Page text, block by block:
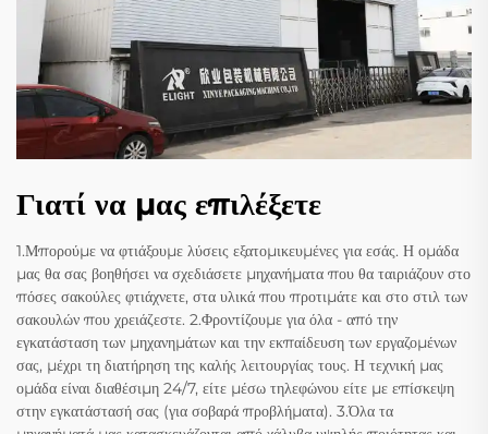
Γιατί να μας επιλέξετε
1.Μπορούμε να φτιάξουμε λύσεις εξατομικευμένες για εσάς. Η ομάδα
μας θα σας βοηθήσει να σχεδιάσετε μηχανήματα που θα ταιριάζουν στο
πόσες σακούλες φτιάχνετε, στα υλικά που προτιμάτε και στο στιλ των
σακουλών που χρειάζεστε. 2.Φροντίζουμε για όλα - από την
εγκατάσταση των μηχανημάτων και την εκπαίδευση των εργαζομένων
σας, μέχρι τη διατήρηση της καλής λειτουργίας τους. Η τεχνική μας
ομάδα είναι διαθέσιμη 24/7, είτε μέσω τηλεφώνου είτε με επίσκεψη
στην εγκατάστασή σας (για σοβαρά προβλήματα). 3.Όλα τα